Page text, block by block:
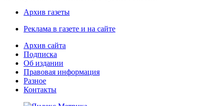
Архив газеты
Реклама в газете и на сайте
Архив сайта
Подписка
Об издании
Правовая информация
Разное
Контакты